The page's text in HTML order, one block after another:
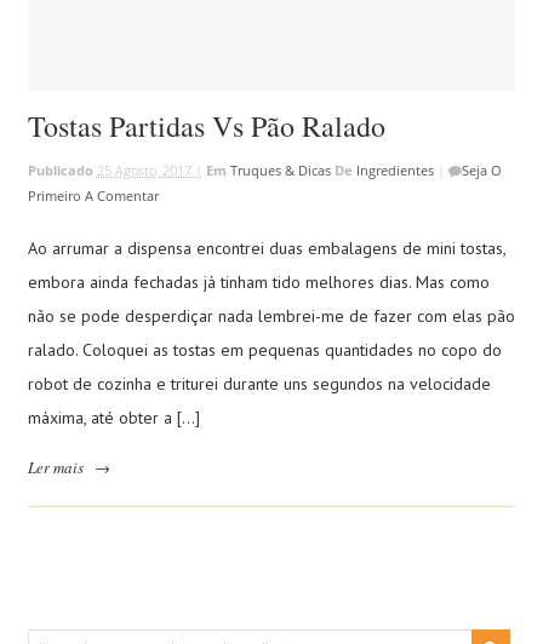
Tostas Partidas Vs Pão Ralado
Publicado 25 Agosto, 2017 | Em Truques & Dicas De Ingredientes|
Seja O
Primeiro A Comentar
Ao arrumar a dispensa encontrei duas embalagens de mini tostas,
embora ainda fechadas já tinham tido melhores dias. Mas como
não se pode desperdiçar nada lembrei-me de fazer com elas pão
ralado. Coloquei as tostas em pequenas quantidades no copo do
robot de cozinha e triturei durante uns segundos na velocidade
máxima, até obter a […]
Ler mais →